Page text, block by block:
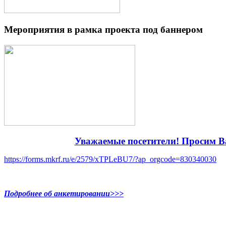
Мероприятия в рамка проекта под баннером
Уважаемые посетители! Просим
https://forms.mkrf.ru/e/2579/xTPLeBU7/?ap_orgcode=830340030
Подробнее об анкетировании>>>